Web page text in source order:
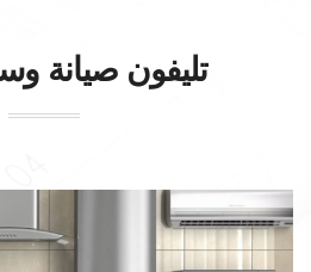
تليفون صيانة